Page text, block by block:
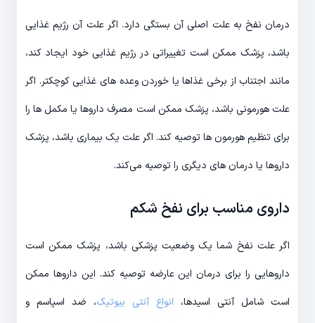
درمان نفخ به علت اصلی آن بستگی دارد. اگر علت آن رژیم غذایی
باشد، پزشک ممکن است تغییراتی در رژیم غذایی خود ایجاد کند،
مانند اجتناب از برخی غذاها یا خوردن وعده های غذایی کوچکتر. اگر
علت هورمونی باشد، پزشک ممکن است مصرف داروها یا مکمل ها را
برای تنظیم هورمون ها توصیه کند. اگر علت یک بیماری باشد، پزشک
داروها یا درمان های دیگری را توصیه می‌کند.
داروی مناسب برای نفخ شکم
اگر علت نفخ شما یک وضعیت پزشکی باشد، پزشک ممکن است
داروهایی را برای درمان این عارضه توصیه کند. این داروها ممکن
است شامل آنتی اسیدها، انواع آنتی بیوتیک، ضد اسپاسم و